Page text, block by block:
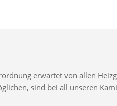
erwartet von allen
sind bei all unseren